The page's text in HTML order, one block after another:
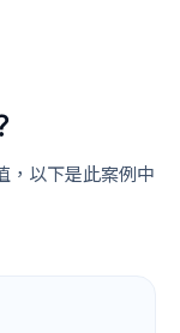
，以下是此案例中